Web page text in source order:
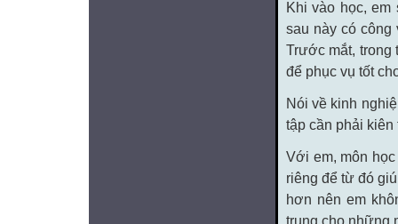
Khi vào học,
sau này có công
Trước mắt, trong
để phục vụ tốt
Nói về kinh
tập cần phải
Với em, môn
riêng để từ đó
hơn nên em
trung cho những